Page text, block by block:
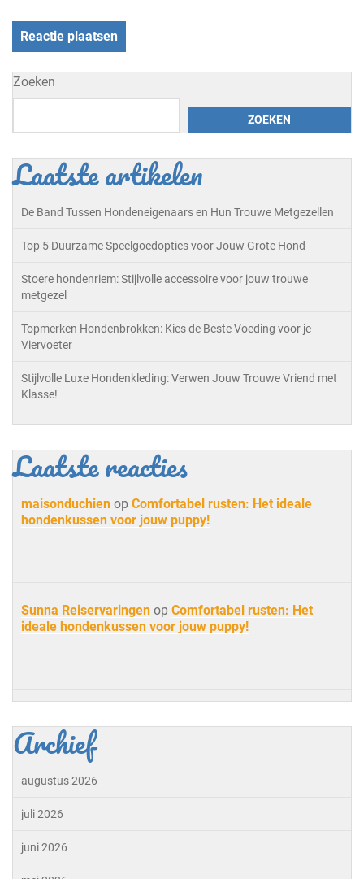
Zoeken
ZOEKEN
Laatste artikelen
De Band Tussen Hondeneigenaars en Hun Trouwe Metgezellen
Top 5 Duurzame Speelgoedopties voor Jouw Grote Hond
Stoere hondenriem: Stijlvolle accessoire voor jouw trouwe
metgezel
Topmerken Hondenbrokken: Kies de Beste Voeding voor je
Viervoeter
Stijlvolle Luxe Hondenkleding: Verwen Jouw Trouwe Vriend met
Klasse!
Laatste reacties
maisonduchien op Comfortabel rusten: Het ideale
hondenkussen voor jouw puppy!
Sunna Reiservaringen op Comfortabel rusten: Het
ideale hondenkussen voor jouw puppy!
Archief
augustus 2026
juli 2026
juni 2026